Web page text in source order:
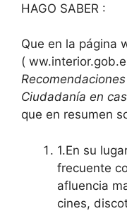
HAGO SABER :
Que en la página
(
Ciudadanía en
que en resumen
1.En su
frecuente
afluencia
cines,